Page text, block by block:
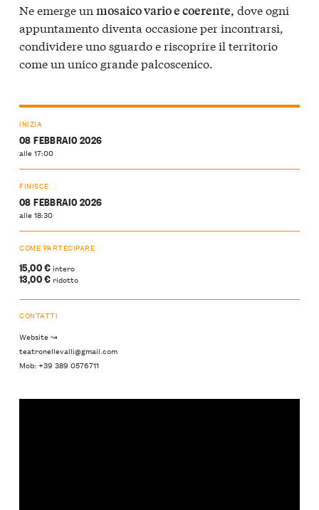
Ne emerge un mosaico vario e coerente, dove ogni
appuntamento diventa occasione per incontrarsi,
condividere uno sguardo e riscoprire il territorio
come un unico grande palcoscenico.
INIZIA
08 FEBBRAIO 2026
alle 17:00
FINISCE
08 FEBBRAIO 2026
alle 18:30
COME PARTECIPARE
15,00 €intero
13,00 €ridotto
CONTATTI
Website ↝
teatronellevalli@gmail.com
Mob: +39 389 0576711